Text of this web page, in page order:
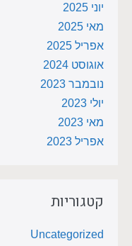
יוני 2025
מאי 2025
אפריל 2025
אוגוסט 2024
נובמבר 2023
יולי 2023
מאי 2023
אפריל 2023
קטגוריות
Uncategorized